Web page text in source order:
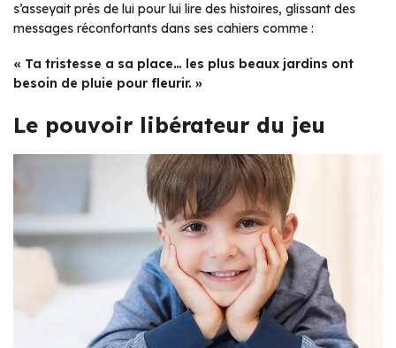
s’asseyait près de lui pour lui lire des histoires, glissant des
messages réconfortants dans ses cahiers comme :
« Ta tristesse a sa place… les plus beaux jardins ont
besoin de pluie pour fleurir. »
Le pouvoir libérateur du jeu